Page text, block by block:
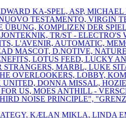
KA-SPEL, ASP,
TESTAMENTO, VIRGIN
KOMPLIZEN DER
TR/ST -
L'AVENIR, AUTOMATIC,
MASCOT, D.NOTIVE,
LOTUS FEED, LUCKY
STRANGERS, MARBL, LUKE
OVERLOOKERS, LOBBY,
DONNA MISSAL,
US, MOES ANTHILL -
NOISE PRINCIPLE",
KÆLAN MIKLA, LINDA